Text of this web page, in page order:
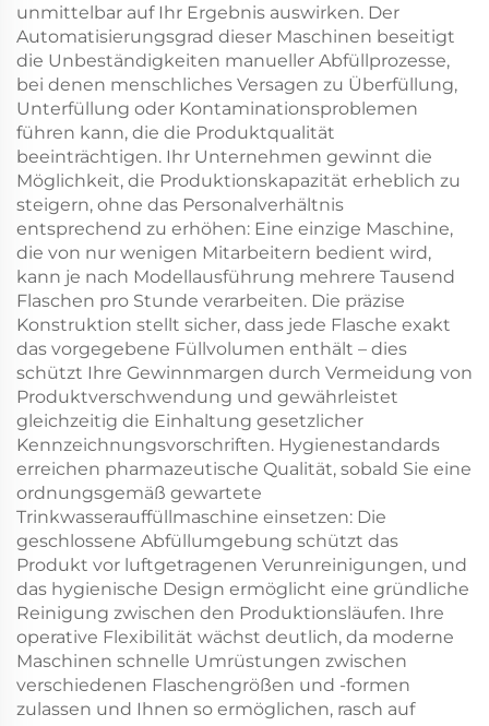
unmittelbar auf Ihr Ergebnis auswirken. Der
Automatisierungsgrad dieser Maschinen beseitigt
die Unbeständigkeiten manueller Abfüllprozesse,
bei denen menschliches Versagen zu Überfüllung,
Unterfüllung oder Kontaminationsproblemen
führen kann, die die Produktqualität
beeinträchtigen. Ihr Unternehmen gewinnt die
Möglichkeit, die Produktionskapazität erheblich zu
steigern, ohne das Personalverhältnis
entsprechend zu erhöhen: Eine einzige Maschine,
die von nur wenigen Mitarbeitern bedient wird,
kann je nach Modellausführung mehrere Tausend
Flaschen pro Stunde verarbeiten. Die präzise
Konstruktion stellt sicher, dass jede Flasche exakt
das vorgegebene Füllvolumen enthält – dies
schützt Ihre Gewinnmargen durch Vermeidung von
Produktverschwendung und gewährleistet
gleichzeitig die Einhaltung gesetzlicher
Kennzeichnungsvorschriften. Hygienestandards
erreichen pharmazeutische Qualität, sobald Sie eine
ordnungsgemäß gewartete
Trinkwasserauffüllmaschine einsetzen: Die
geschlossene Abfüllumgebung schützt das
Produkt vor luftgetragenen Verunreinigungen, und
das hygienische Design ermöglicht eine gründliche
Reinigung zwischen den Produktionsläufen. Ihre
operative Flexibilität wächst deutlich, da moderne
Maschinen schnelle Umrüstungen zwischen
verschiedenen Flaschengrößen und -formen
zulassen und Ihnen so ermöglichen, rasch auf